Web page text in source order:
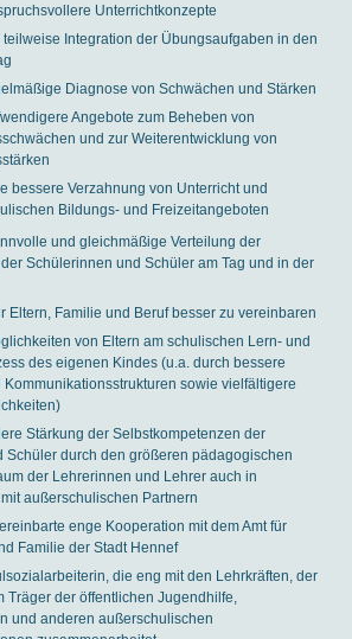
Unterrichtkonzepte
Integration der Übungsaufgaben in den
Diagnose von Schwächen und Stärken
Angebote zum Beheben von
und zur Weiterentwicklung von
bessere Verzahnung von Unterricht und
Bildungs- und Freizeitangeboten
und gleichmäßige Verteilung der
Schülerinnen und Schüler am Tag und in der
Eltern, Familie und Beruf besser zu vereinbaren
von Eltern am schulischen Lern- und
des eigenen Kindes (u.a. durch bessere
Kommunikationsstrukturen sowie vielfältigere
Stärkung der Selbstkompetenzen der
Schüler durch den größeren pädagogischen
der Lehrerinnen und Lehrer auch in
außerschulischen Partnern
enge Kooperation mit dem Amt für
Familie der Stadt Hennef
die eng mit den Lehrkräften, der
Träger der öffentlichen Jugendhilfe,
und anderen außerschulischen